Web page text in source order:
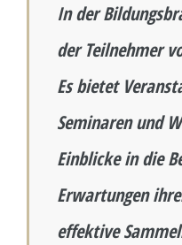
In der
der Teilnehmer
Es bietet
Seminaren und
Einblicke in die
Erwartungen
effektive